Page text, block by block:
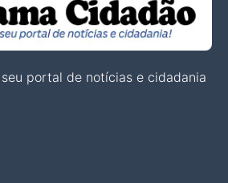
portal de notícias e cidadania